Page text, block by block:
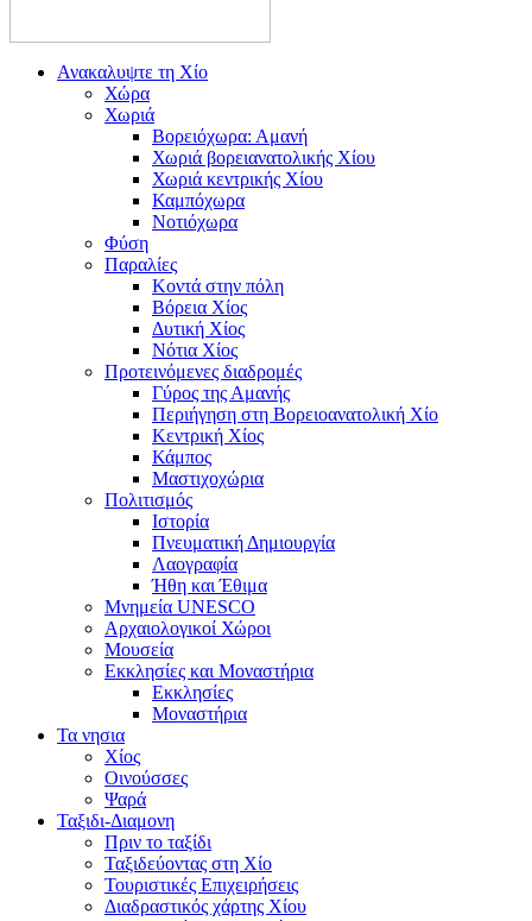
Ανακαλυψτε τη Χίο
Χώρα
Χωριά
Βορειόχωρα: Αμανή
Χωριά βορειανατολικής Χίου
Χωριά κεντρικής Χίου
Καμπόχωρα
Νοτιόχωρα
Φύση
Παραλίες
Κοντά στην πόλη
Βόρεια Χίος
Δυτική Χίος
Νότια Χίος
Προτεινόμενες διαδρομές
Γύρος της Αμανής
Περιήγηση στη Βορειοανατολική Χίο
Κεντρική Χίος
Κάμπος
Μαστιχοχώρια
Πολιτισμός
Ιστορία
Πνευματική Δημιουργία
Λαογραφία
Ήθη και Έθιμα
Μνημεία UNESCO
Αρχαιολογικοί Χώροι
Μουσεία
Εκκλησίες και Μοναστήρια
Εκκλησίες
Μοναστήρια
Τα νησια
Χίος
Οινούσσες
Ψαρά
Ταξιδι-Διαμονη
Πριν το ταξίδι
Ταξιδεύοντας στη Χίο
Τουριστικές Επιχειρήσεις
Διαδραστικός χάρτης Χίου